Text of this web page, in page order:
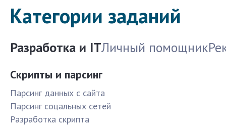
Категории заданий
Разработка и ITЛичный помощник
Скрипты и парсинг
Парсинг данных с сайта
Парсинг соцальных сетей
Разработка скрипта